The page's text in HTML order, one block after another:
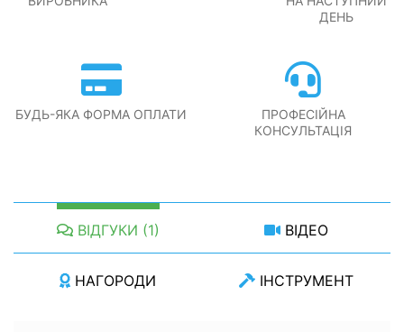
ДЕНЬ
БУДЬ-ЯКА ФОРМА ОПЛАТИ
ПРОФЕСІЙНА
КОНСУЛЬТАЦІЯ
ВІДГУКИ (1) ВІДЕО
НАГОРОДИ ІНСТРУМЕНТ